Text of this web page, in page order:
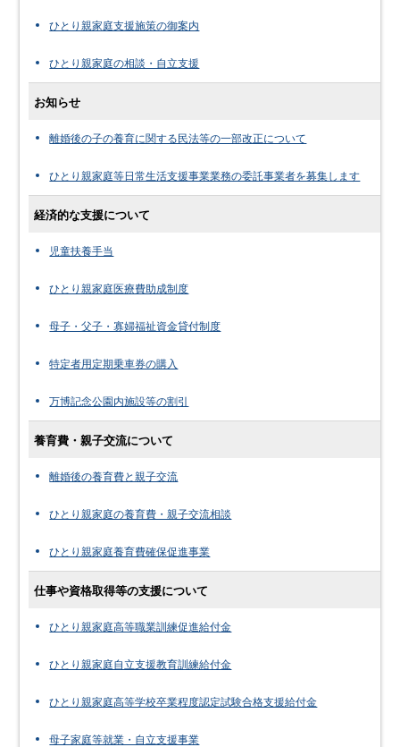
ひとり親家庭支援施策の御案内
ひとり親家庭の相談・自立支援
お知らせ
離婚後の子の養育に関する民法等の一部改正について
ひとり親家庭等日常生活支援事業業務の委託事業者を募集します
経済的な支援について
児童扶養手当
ひとり親家庭医療費助成制度
母子・父子・寡婦福祉資金貸付制度
特定者用定期乗車券の購入
万博記念公園内施設等の割引
養育費・親子交流について
離婚後の養育費と親子交流
ひとり親家庭の養育費・親子交流相談
ひとり親家庭養育費確保促進事業
仕事や資格取得等の支援について
ひとり親家庭高等職業訓練促進給付金
ひとり親家庭自立支援教育訓練給付金
ひとり親家庭高等学校卒業程度認定試験合格支援給付金
母子家庭等就業・自立支援事業